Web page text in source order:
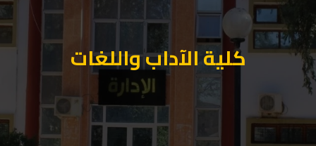
كلية الآداب واللغات